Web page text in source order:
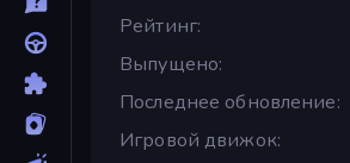
Рейтинг
Выпущено
Последнее обновление
Игровой движок